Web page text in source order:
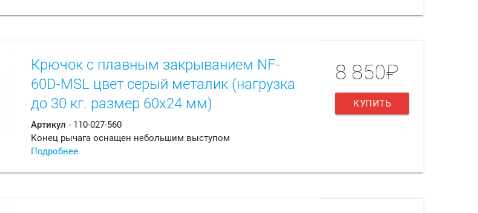
Крючок с плавным закрыванием NF-
60D-MSL цвет серый металик (нагрузка
до 30 кг. размер 60х24 мм)
Артикул - 110-027-560
Конец рычага оснащен небольшим выступом
Подробнее
8 850₽
КУПИТЬ